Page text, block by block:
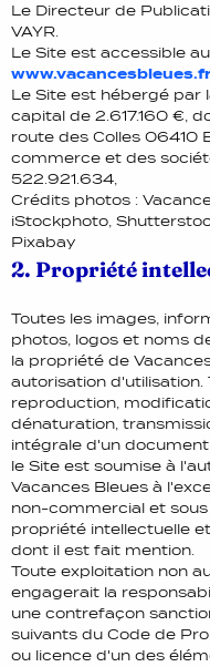
Le Directeur de
VAYR.
Le Site est accessible
www.vacancesbleues.fr
Le Site est hébergé par
capital de 2.617.160 €,
route des Colles 06410
commerce et des
522.921.634,
Crédits photos :
iStockphoto,
Pixabay
2. Propriété
Toutes les images,
photos, logos et noms
la propriété de
autorisation
reproduction,
dénaturation,
intégrale d'un
le Site est soumise à
Vacances Bleues à
non-commercial et
propriété intellectuelle
dont il est fait mention.
Toute exploitation non
engagerait la
une contrefaçon
suivants du Code de
ou licence d'un des